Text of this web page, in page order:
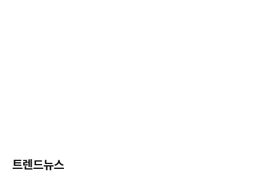
트렌드뉴스